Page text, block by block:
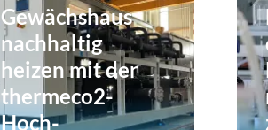
Gewächshaus
nachhaltig
heizen mit der
thermeco2-
Hoch-